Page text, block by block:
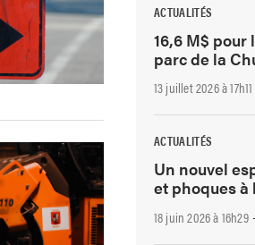
ACTUALITÉS
16,6 M$
parc de la
13 juillet 2026 à 17h11
ACTUALITÉS
Un nouvel
et phoques à
18 juin 2026 à 16h29